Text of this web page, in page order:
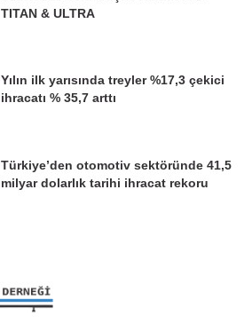
TITAN & ULTRA
Yılın ilk yarısında treyler %17,3 çekici
ihracatı % 35,7 arttı
Türkiye’den otomotiv sektöründe 41,5
milyar dolarlık tarihi ihracat rekoru